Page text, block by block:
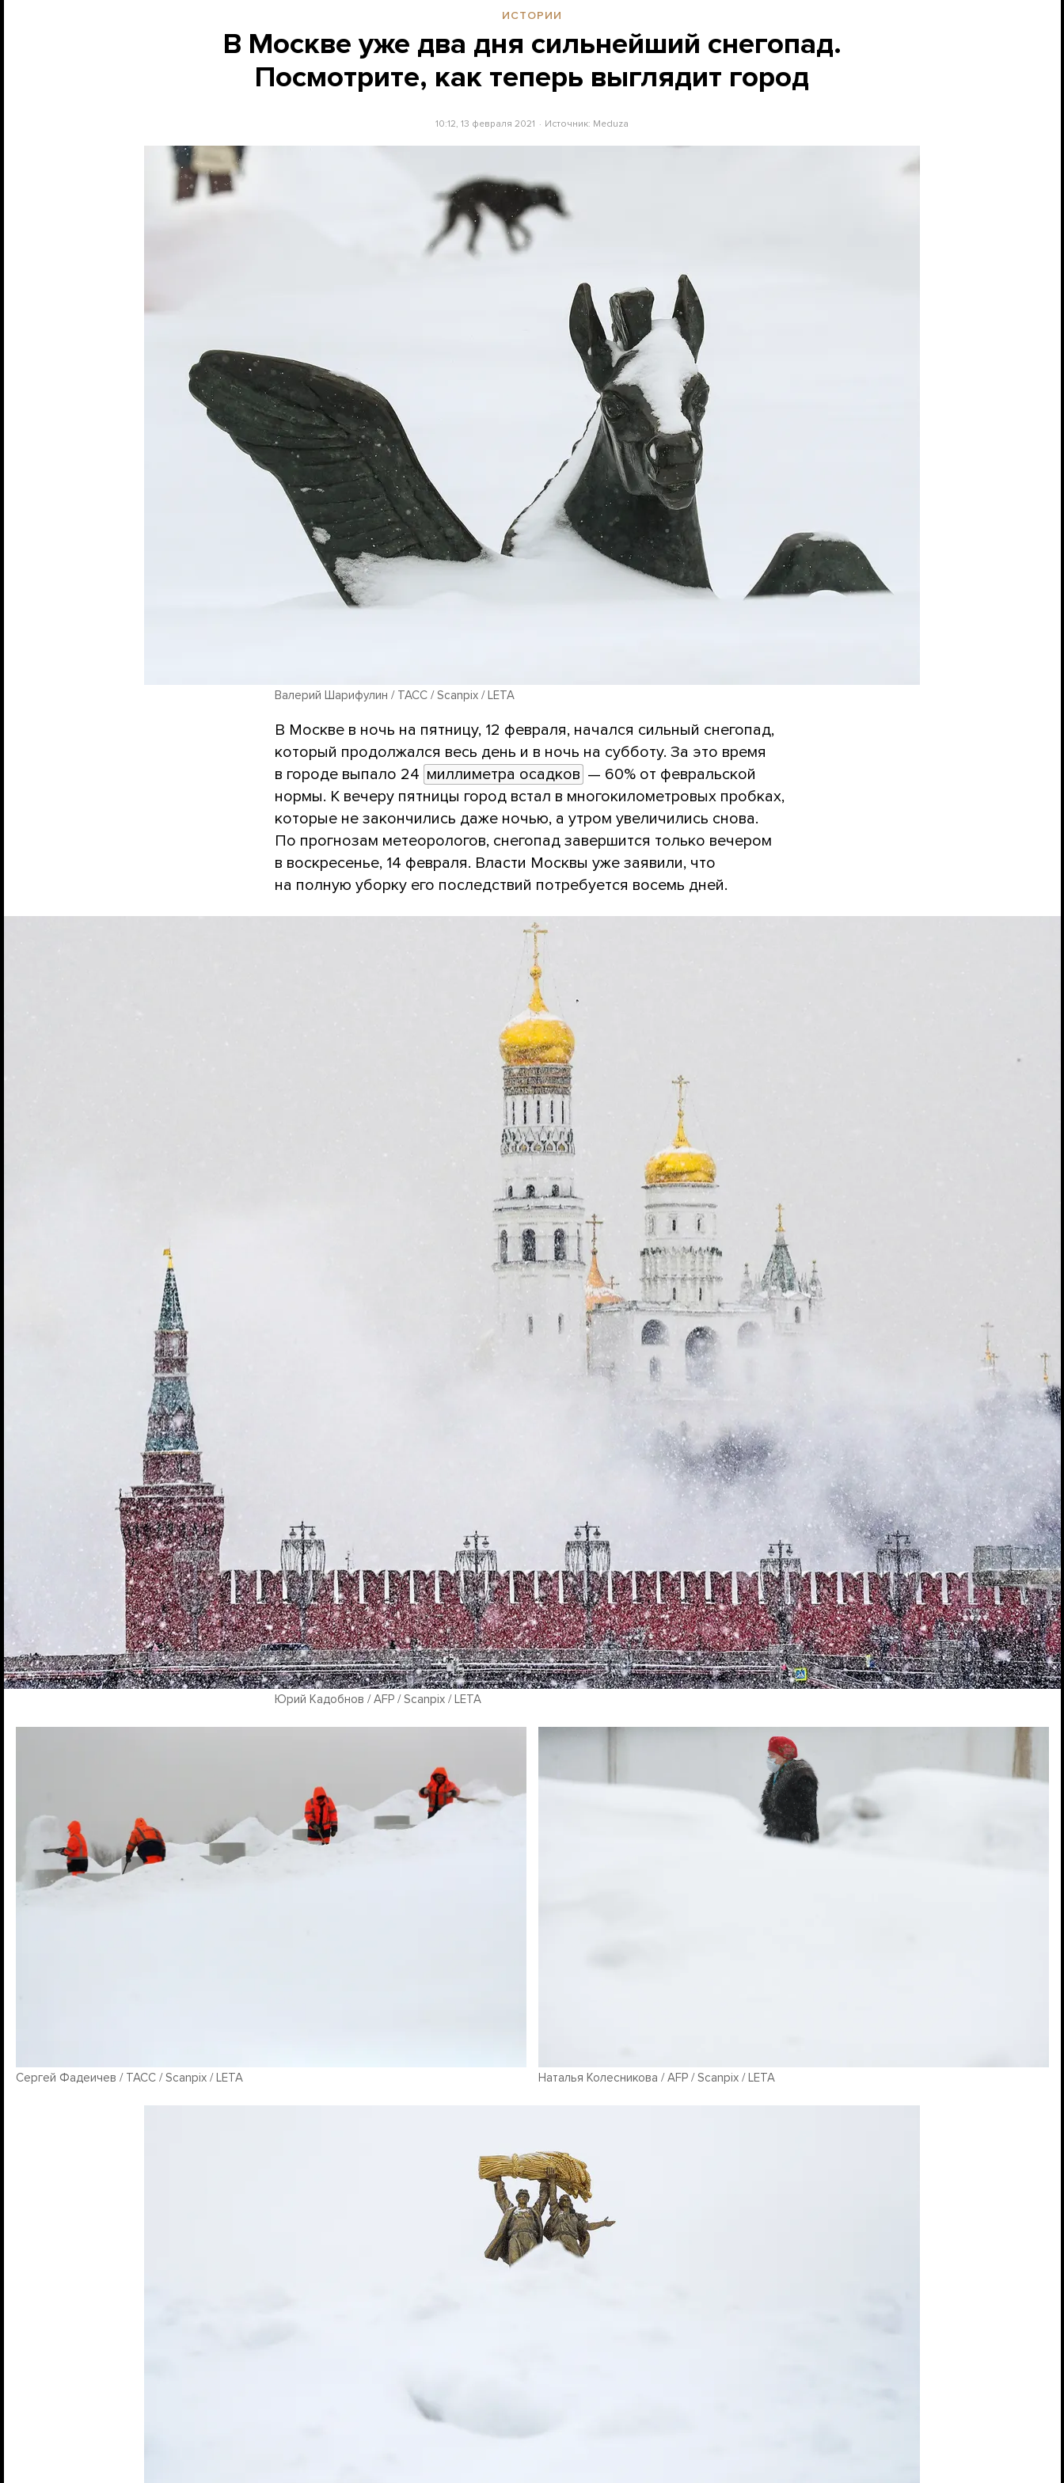
ИСТОРИИ
В Москве уже два дня сильнейший снегопад.
Посмотрите, как теперь выглядит город
10:12, 13 февраля 2021 Источник: Meduza
Валерий Шарифулин / ТАСС / Scanpix / LETA
В Москве в ночь на пятницу, 12 февраля, начался сильный снегопад,
который продолжался весь день и в ночь на субботу. За это время
в городе выпало 24 миллиметра осадков — 60% от февральской
нормы. К вечеру пятницы город встал в многокилометровых пробках,
которые не закончились даже ночью, а утром увеличились снова.
По прогнозам метеорологов, снегопад завершится только вечером
в воскресенье, 14 февраля. Власти Москвы уже заявили, что
на полную уборку его последствий потребуется восемь дней.
Юрий Кадобнов / AFP / Scanpix / LETA
Сергей Фадеичев / ТАСС / Scanpix / LETA Наталья Колесникова / AFP / Scanpix / LETA